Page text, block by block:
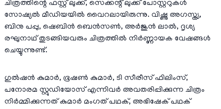
ചിത്രത്തിന്റെ ഫസ്റ്റ് ലുക്ക്, സെക്കന്റ് ലുക്ക് പോസ്റ്ററുകൾ
സോഷ്യൽ മീഡിയയിൽ വൈറലായിരുന്നു. വിഷ്ണു അഗസ്ത്യ,
ബിനു പപ്പു, ഷെബിൻ ബെൻസൺ, അർജുൻ ലാൽ, ദൃശ്യ
രഘുനാഥ് തുടങ്ങിയവരും ചിത്രത്തിൽ നിർണ്ണായക വേഷങ്ങൾ
ചെയ്യുന്നുണ്ട്.
ഗുൽഷൻ കുമാർ, ഭൂഷൺ കുമാർ, ടി സീരീസ് ഫിലിംസ്,
പനോരമ സ്റ്റുഡിയോസ് എന്നിവർ അവതരിപ്പിക്കുന്ന ചിത്രം
നിർമ്മിക്കുന്നത് കുമാർ മംഗത് പഥക്, അഭിഷേക് പഥക്